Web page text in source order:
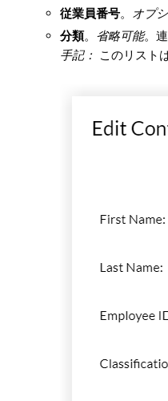
従業員番号。 オプ
分類。 省略可能。
手記： このリスト